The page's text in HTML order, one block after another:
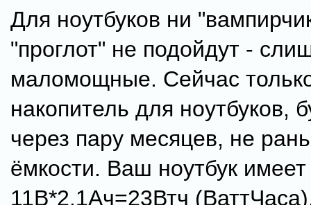
Для ноутбуков ни
"проглот" не подойдут -
маломощные. Сейчас
накопитель для ноутбуков,
через пару месяцев, не
ёмкости. Ваш ноутбук имеет
11В*2.1Ач=23Втч